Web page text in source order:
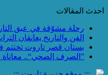
احدث المقالات
رحلة مشوّقة في عبق
الفن والتاريخ يعانقان
بستان قصر تاروت تختتم
”الصرف الصحي“..